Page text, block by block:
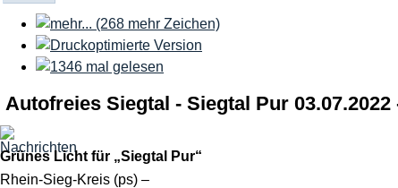
Autofreies Siegtal - Siegtal Pur 03.07.2022
Grünes Licht für „Siegtal Pur“
Rhein-Sieg-Kreis (ps) –